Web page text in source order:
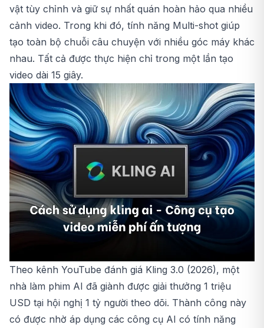
vật tùy chỉnh và giữ sự nhất quán hoàn hảo qua nhiều
cảnh video. Trong khi đó, tính năng Multi-shot giúp
tạo toàn bộ chuỗi câu chuyện với nhiều góc máy khác
nhau. Tất cả được thực hiện chỉ trong một lần tạo
video dài 15 giây.
Theo kênh YouTube đánh giá Kling 3.0 (2026), một
nhà làm phim AI đã giành được giải thưởng 1 triệu
USD tại hội nghị 1 tỷ người theo dõi. Thành công này
có được nhờ áp dụng các công cụ AI có tính năng